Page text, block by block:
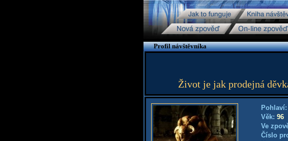
Profil návštěvníka
Život je jak prodejná
Pohlaví:
Věk: 96
Ve
Číslo